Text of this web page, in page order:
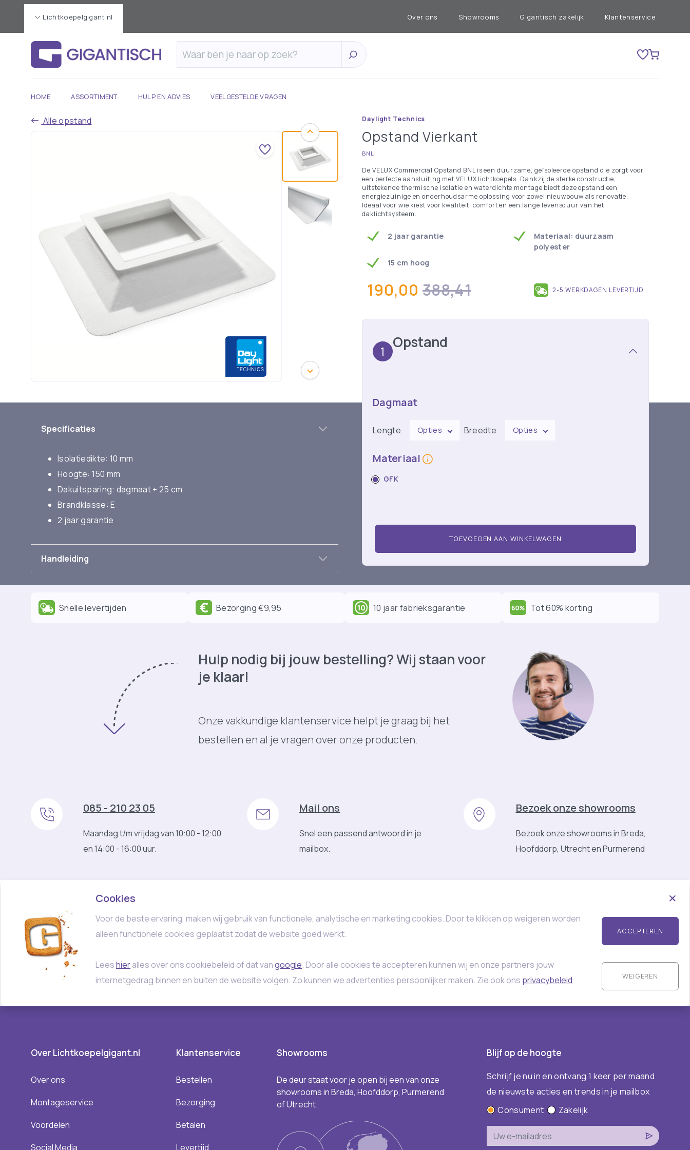
Lichtkoepelgigant.nl Over ons Showrooms Gigantisch zakelijk Klantenservice
HOME ASSORTIMENT HULP EN ADVIES VEELGESTELDE VRAGEN
Alle opstand Daylight Technics
Opstand Vierkant
BNL
De VELUX Commercial Opstand BNL is een duurzame, geïsoleerde opstand die zorgt voor
een perfecte aansluiting met VELUX lichtkoepels. Dankzij de sterke constructie,
uitstekende thermische isolatie en waterdichte montage biedt deze opstand een
energiezuinige en onderhoudsarme oplossing voor zowel nieuwbouw als renovatie.
Ideaal voor wie kiest voor kwaliteit, comfort en een lange levensduur van het
daklichtsysteem.
2 jaar garantie
Materiaal: duurzaam
polyester
15 cm hoog
190,00 388,41 2-5 WERKDAGEN LEVERTIJD
1 Opstand
Dagmaat
Lengte Opties Breedte Opties
Materiaal
GFK
TOEVOEGEN AAN WINKELWAGEN
Specificaties
Isolatiedikte: 10 mm
Hoogte: 150 mm
Dakuitsparing: dagmaat + 25 cm
Brandklasse: E
2 jaar garantie
Handleiding
Snelle levertijden Bezorging €9,95 10 jaar fabrieksgarantie Tot 60% korting
Hulp nodig bij jouw bestelling? Wij staan voor
je klaar!
Onze vakkundige klantenservice helpt je graag bij het
bestellen en al je vragen over onze producten.
085 - 210 23 05
Maandag t/m vrijdag van 10:00 - 12:00
en 14:00 - 16:00 uur.
Mail ons
Snel een passend antwoord in je
mailbox.
Bezoek onze showrooms
Bezoek onze showrooms in Breda,
Hoofddorp, Utrecht en Purmerend
Cookies
Voor de beste ervaring, maken wij gebruik van functionele, analytische en marketing cookies. Door te klikken op weigeren worden
alleen functionele cookies geplaatst zodat de website goed werkt.
Leeshieralles over ons cookiebeleid of dat vangoogle. Door alle cookies te accepteren kunnen wij en onze partners jouw
internetgedrag binnen en buiten de website volgen. Zo kunnen we advertenties persoonlijker maken. Zie ook ons privacybeleid
ACCEPTEREN
WEIGEREN
Over Lichtkoepelgigant.nl
Over ons
Montageservice
Voordelen
Social Media
Klantenservice
Bestellen
Bezorging
Betalen
Levertijd
Showrooms
De deur staat voor je open bij een van onze
showrooms in Breda, Hoofddorp, Purmerend
of Utrecht.
Blijf op de hoogte
Schrijf je nu in en ontvang 1 keer per maand
de nieuwste acties en trends in je mailbox
Consument
Zakelijk